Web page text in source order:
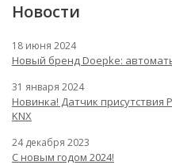
Новости
18 июня 2024
Новый бренд Doepke:
31 января 2024
Новинка! Датчик присутствия
KNX
24 декабря 2023
С новым годом 2024!